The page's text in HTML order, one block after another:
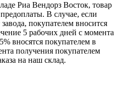
Риа Вендорз Восток, товар
В случае, если
завода, покупателем вносится
5 рабочих дней с момента
вносятся покупателем в
получения покупателем
на наш склад.